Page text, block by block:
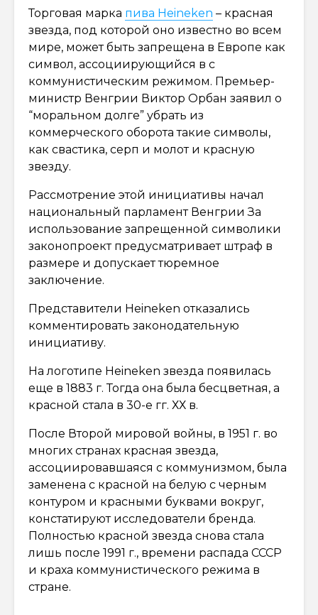
Торговая марка пива Heineken – красная
звезда, под которой оно известно во всем
мире, может быть запрещена в Европе как
символ, ассоциирующийся в с
коммунистическим режимом. Премьер-
министр Венгрии Виктор Орбан заявил о
“моральном долге” убрать из
коммерческого оборота такие символы,
как свастика, серп и молот и красную
звезду.
Рассмотрение этой инициативы начал
национальный парламент Венгрии За
использование запрещенной символики
законопроект предусматривает штраф в
размере и допускает тюремное
заключение.
Представители Heineken отказались
комментировать законодательную
инициативу.
На логотипе Heineken звезда появилась
еще в 1883 г. Тогда она была бесцветная, а
красной стала в 30-е гг. ХХ в.
После Второй мировой войны, в 1951 г. во
многих странах красная звезда,
ассоциировавшаяся с коммунизмом, была
заменена с красной на белую с черным
контуром и красными буквами вокруг,
констатируют исследователи бренда.
Полностью красной звезда снова стала
лишь после 1991 г., времени распада СССР
и краха коммунистического режима в
стране.